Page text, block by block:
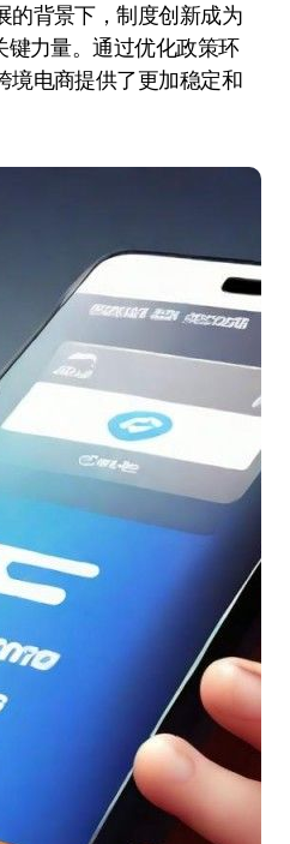
键力量。通过优化政策环
境电商提供了更加稳定和